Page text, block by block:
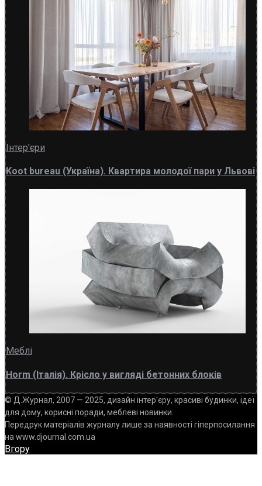
Інтер'єри
Koot bureau (Україна). Квартира молодої пари у Львові
Меблі
Horm (Італія). Крісло у вигляді бетонних блоків
© Д.Журнал, 2007 — 2025, дизайн інтер'єру, красиві будинки, ідеї
для дому, корисні поради, меблеві новинки.
Передрук матеріалів журналу лише за наявності гіперпосилання
на www.djournal.com.ua
Вгору